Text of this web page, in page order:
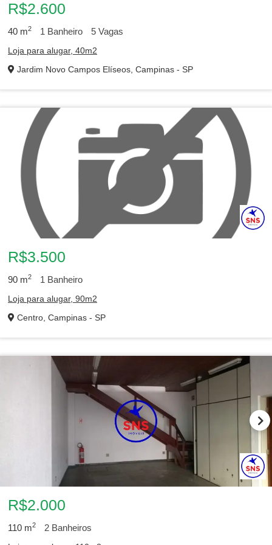
R$2.600
40 m2 1 Banheiro 5 Vagas
Loja para alugar, 40m2
Jardim Novo Campos Elíseos, Campinas - SP
R$3.500
90 m2 1 Banheiro
Loja para alugar, 90m2
Centro, Campinas - SP
R$2.000
110 m2 2 Banheiros
3